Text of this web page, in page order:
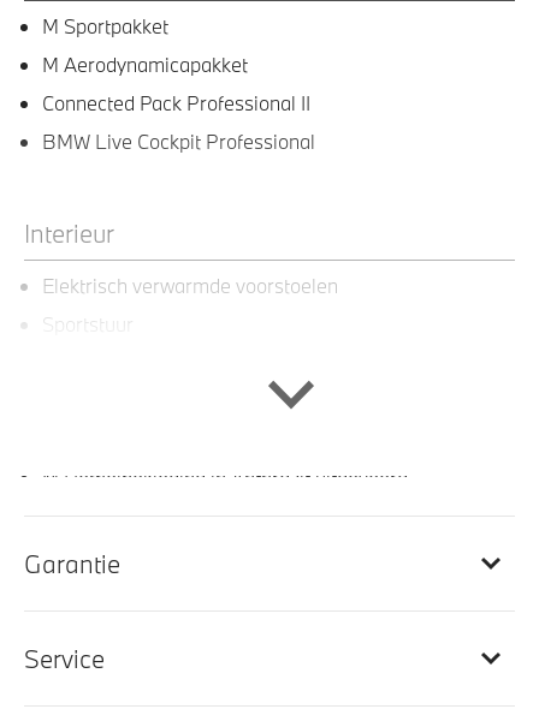
M Sportpakket
M Aerodynamicapakket
Connected Pack Professional II
BMW Live Cockpit Professional
Interieur
Elektrisch verwarmde voorstoelen
Sportstuur
M Hemelbekleding in Anthrazit uitgevoerd
Lederen bekleding
Interieurlijsten Edelhoutuitvoering 'Fineline' Schwarz
Doorlaadopening
Garantie
Service